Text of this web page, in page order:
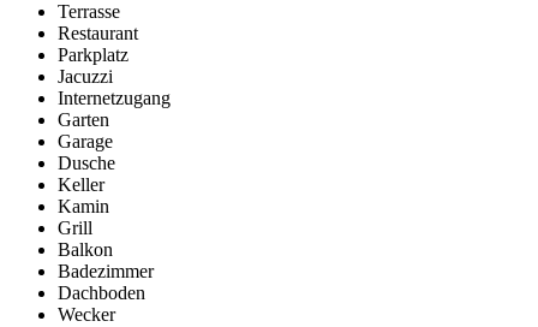
Terrasse
Restaurant
Parkplatz
Jacuzzi
Internetzugang
Garten
Garage
Dusche
Keller
Kamin
Grill
Balkon
Badezimmer
Dachboden
Wecker